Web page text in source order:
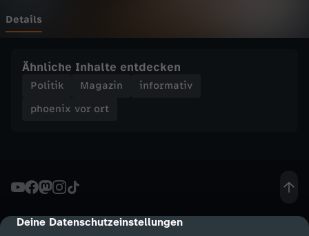
cmp-dialog-description
Deine Datenschutzeinstellungen
t
U
a
i
Details
Ähnliche Inhalte entdecken
Politik Magazin
informativ
phoenix vor ort